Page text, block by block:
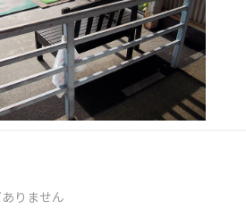
りません